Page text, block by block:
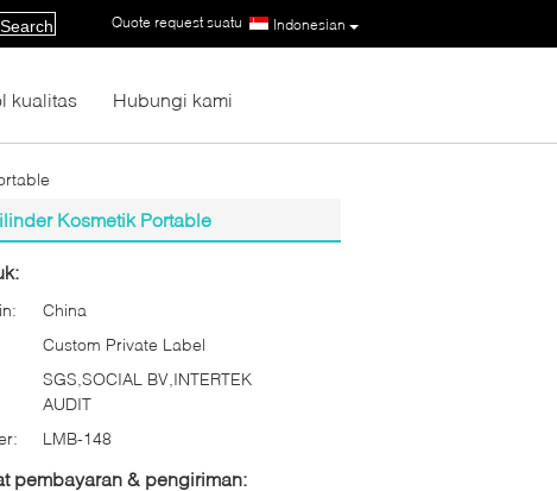
Indonesian
Quote request suatu |
Search
kualitas Hubungi kami
Kosmetik Portable
China
Custom Private Label
SGS,SOCIAL BV,INTERTEK
AUDIT
LMB-148
pembayaran & pengiriman: